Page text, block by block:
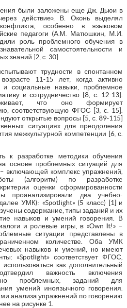
были заложены еще Дж. Дьюи в
действие». В. Оконь выделял
конфликта, особенно в языковом
педагоги (А.М. Матюшкин, М.И.
роль проблемного обучения в
самостоятельности и
знаний [2, с. 30].
трудности в спонтанном
11-15 лет, когда активно
и социальные навыки, проблемное
и сотрудничество [8, с. 12-13].
что оно формирует
соответствующую ФГОС [3, с. 15].
открытые вопросы [5, с. 89-115]
ситуациях для преодоления
межкультурной компетенции [6, с.
к разработке методики обучения
основе проблемных ситуаций для
включающей комплекс упражнений,
(алгоритм) по разработке
оценки сформированности
проанализировали два учебно-
УМК): «Spotlight» (5 класс) [1] и
содержание, типы заданий и их
навыков и умений говорения. В
и ролевые игры, в «Own It!» –
ситуации представлены в
количестве. Оба УМК
навыков и умений, но имеют
«Spotlight» соответствует ФГОС,
как дополнительный
важность включения
проблемных, заданий для
умений иноязычного говорения.
анализа упражнений по говорению
на рисунке 1.